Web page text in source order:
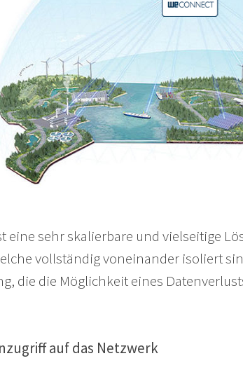
eine sehr skalierbare und vielseitige
vollständig voneinander isoliert
die die Möglichkeit eines
auf das Netzwerk